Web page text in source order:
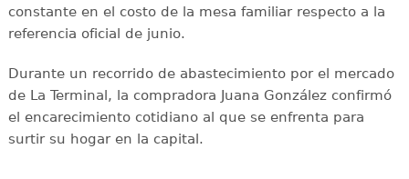
constante en el costo de la mesa familiar respecto a la
referencia oficial de junio.
Durante un recorrido de abastecimiento por el mercado
de La Terminal, la compradora Juana González confirmó
el encarecimiento cotidiano al que se enfrenta para
surtir su hogar en la capital.